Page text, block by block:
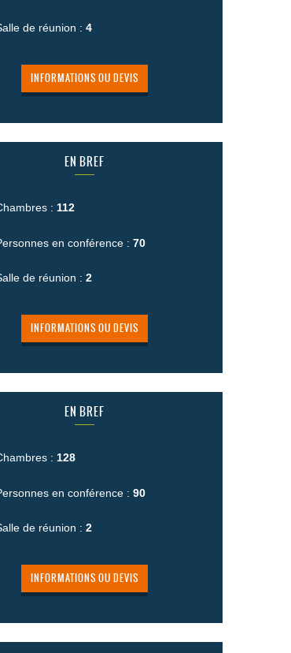
de réunion : 4
INFORMATIONS OU DEVIS
EN BREF
: 112
en conférence : 70
de réunion : 2
INFORMATIONS OU DEVIS
EN BREF
: 128
en conférence : 90
de réunion : 2
INFORMATIONS OU DEVIS